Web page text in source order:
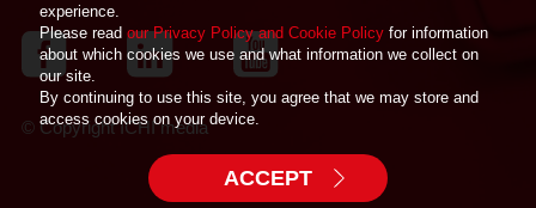
© Copyright ICHI media
experience.
Please readour Privacy Policy and Cookie Policy for information
about which cookies we use and what information we collect on
our site.
By continuing to use this site, you agree that we may store and
access cookies on your device.
ACCEPT